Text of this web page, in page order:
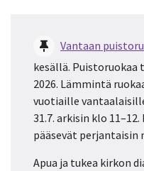
Vantaan
kesällä. Puistoruokaa
2026. Lämmintä
vuotiaille
31.7. arkisin klo
pääsevät perjantaisin
Apua ja tukea kirkon